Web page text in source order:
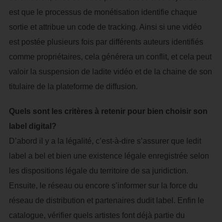
est que le processus de monétisation identifie chaque
sortie et attribue un code de tracking. Ainsi si une vidéo
est postée plusieurs fois par différents auteurs identifiés
comme propriétaires, cela générera un conflit, et cela peut
valoir la suspension de ladite vidéo et de la chaine de son
titulaire de la plateforme de diffusion.
Quels sont les critères à retenir pour bien choisir son
label digital?
D’abord il y a la légalité, c’est-à-dire s’assurer que ledit
label a bel et bien une existence légale enregistrée selon
les dispositions légale du territoire de sa juridiction.
Ensuite, le réseau ou encore s’informer sur la force du
réseau de distribution et partenaires dudit label. Enfin le
catalogue, vérifier quels artistes font déjà partie du